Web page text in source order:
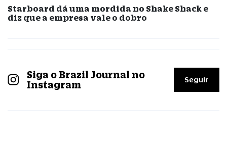
Starboard dá uma mordida no Shake Shack e
diz que a empresa vale o dobro
Siga o Brazil Journal no
Instagram
Seguir